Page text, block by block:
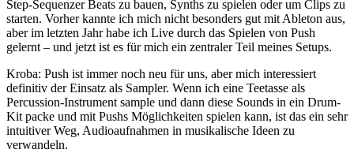
Step-Sequenzer Beats zu bauen, Synths zu spielen oder um Clips zu
starten. Vorher kannte ich mich nicht besonders gut mit Ableton aus,
aber im letzten Jahr habe ich Live durch das Spielen von Push
gelernt – und jetzt ist es für mich ein zentraler Teil meines Setups.
Kroba: Push ist immer noch neu für uns, aber mich interessiert
definitiv der Einsatz als Sampler. Wenn ich eine Teetasse als
Percussion-Instrument sample und dann diese Sounds in ein Drum-
Kit packe und mit Pushs Möglichkeiten spielen kann, ist das ein sehr
intuitiver Weg, Audioaufnahmen in musikalische Ideen zu
verwandeln.